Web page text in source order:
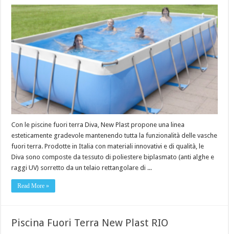
Con le piscine fuori terra Diva, New Plast propone una linea
esteticamente gradevole mantenendo tutta la funzionalità delle vasche
fuori terra. Prodotte in Italia con materiali innovativi e di qualità, le
Diva sono composte da tessuto di poliestere biplasmato (anti alghe e
raggi UV) sorretto da un telaio rettangolare di ...
Read More »
Piscina Fuori Terra New Plast RIO